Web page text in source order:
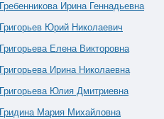
Гребенникова Ирина Геннадьевна
Григорьев Юрий Николаевич
Григорьева Елена Викторовна
Григорьева Ирина Николаевна
Григорьева Юлия Дмитриевна
Гридина Мария Михайловна